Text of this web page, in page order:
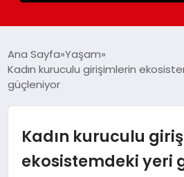
YAŞAM
GÜNCEL
TEKNOLOJI
Ana Sayfa Yaşam
Kadın kuruculu girişimlerin
güçleniyor
Kadın kuruculu
ekosistemdeki yeri